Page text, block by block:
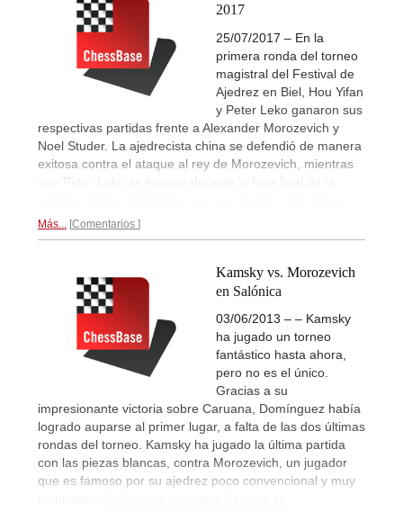
2017
25/07/2017 – En la
primera ronda del torneo
magistral del Festival de
Ajedrez en Biel, Hou Yifan
y Peter Leko ganaron sus
respectivas partidas frente a Alexander Morozevich y
Noel Studer. La ajedrecista china se defendió de manera
exitosa contra el ataque al rey de Morozevich, mientras
que Peter Leko se impuso durante la fase final de la
Más... Comentarios
Kamsky vs. Morozevich
en Salónica
03/06/2013 – – Kamsky
ha jugado un torneo
fantástico hasta ahora,
pero no es el único.
Gracias a su
impresionante victoria sobre Caruana, Domínguez había
logrado auparse al primer lugar, a falta de las dos últimas
rondas del torneo. Kamsky ha jugado la última partida
con las piezas blancas, contra Morozevich, un jugador
que es famoso por su ajedrez poco convencional y muy